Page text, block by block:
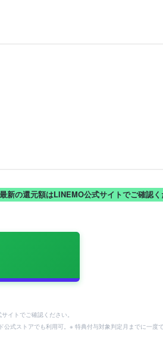
の還元額はLINEMO公式サイトでご確認く
イトでご確認ください。
式ストアでも利用可。※ 特典付与対象判定月までに一度